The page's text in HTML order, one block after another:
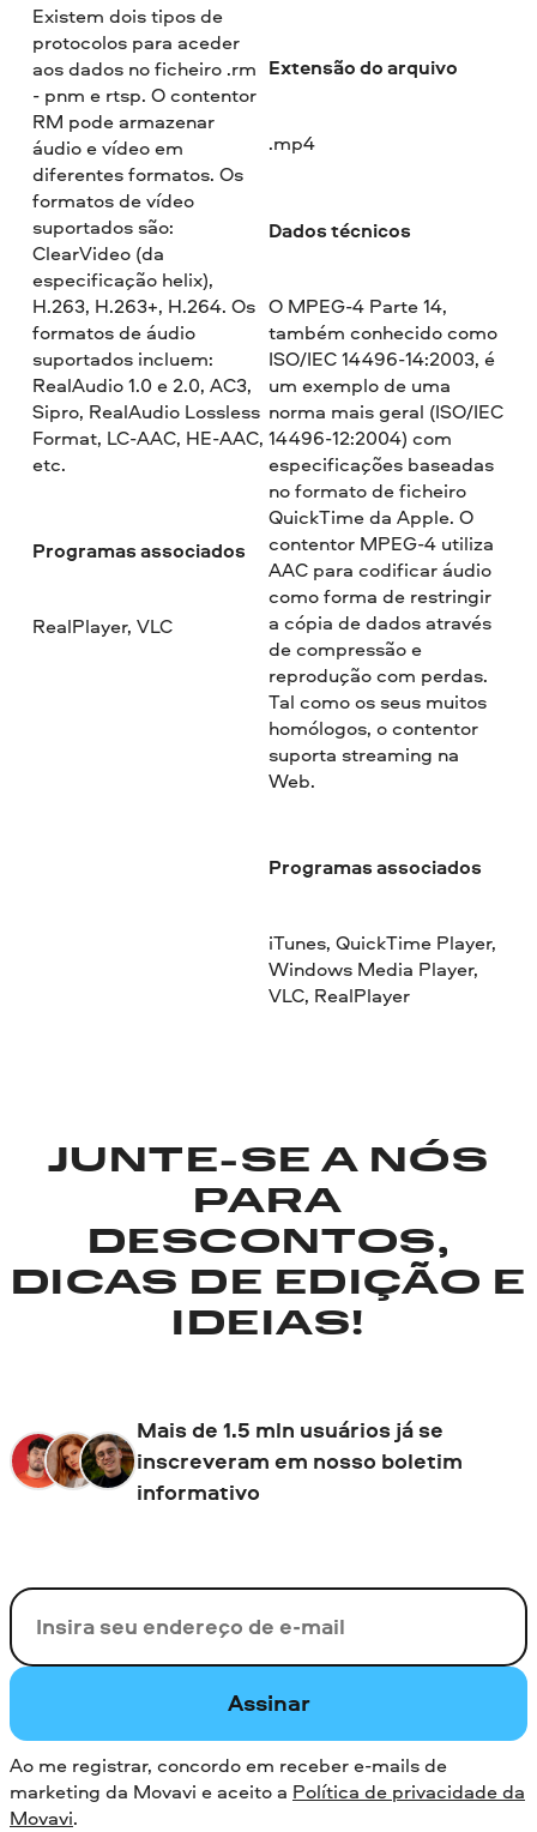
Existem dois tipos de
protocolos para aceder
aos dados no ficheiro .rm
- pnm e rtsp. O contentor
RM pode armazenar
áudio e vídeo em
diferentes formatos. Os
formatos de vídeo
suportados são:
ClearVideo (da
especificação helix),
H.263, H.263+, H.264. Os
formatos de áudio
suportados incluem:
RealAudio 1.0 e 2.0, AC3,
Sipro, RealAudio Lossless
Format, LC-AAC, HE-AAC,
etc.
Programas associados
RealPlayer, VLC
Extensão do arquivo
.mp4
Dados técnicos
O MPEG-4 Parte 14,
também conhecido como
ISO/IEC 14496-14:2003, é
um exemplo de uma
norma mais geral (ISO/IEC
14496-12:2004) com
especificações baseadas
no formato de ficheiro
QuickTime da Apple. O
contentor MPEG-4 utiliza
AAC para codificar áudio
como forma de restringir
a cópia de dados através
de compressão e
reprodução com perdas.
Tal como os seus muitos
homólogos, o contentor
suporta streaming na
Web.
Programas associados
iTunes, QuickTime Player,
Windows Media Player,
VLC, RealPlayer
JUNTE-SE A NÓS
PARA
DESCONTOS,
DICAS DE EDIÇÃO E
IDEIAS!
Mais de 1.5 mln usuários já se
inscreveram em nosso boletim
informativo
Seu e-mail
Assinar
Ao me registrar, concordo em receber e-mails de
marketing da Movavi e aceito a Política de privacidade da
Movavi.